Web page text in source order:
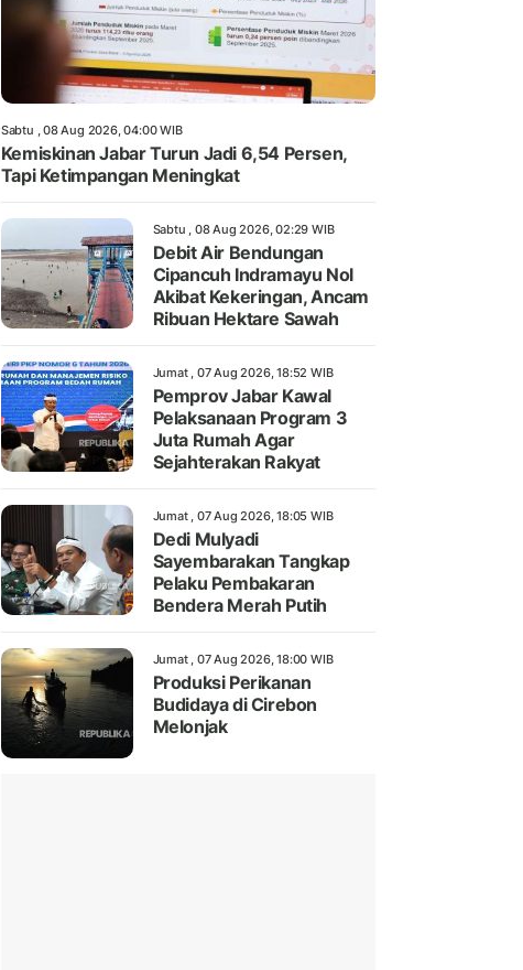
Sabtu , 08 Aug 2026, 04:00 WIB
Kemiskinan Jabar Turun Jadi 6,54 Persen,
Tapi Ketimpangan Meningkat
Sabtu , 08 Aug 2026, 02:29 WIB
Debit Air Bendungan
Cipancuh Indramayu Nol
Akibat Kekeringan, Ancam
Ribuan Hektare Sawah
Jumat , 07 Aug 2026, 18:52 WIB
Pemprov Jabar Kawal
Pelaksanaan Program 3
Juta Rumah Agar
Sejahterakan Rakyat
Jumat , 07 Aug 2026, 18:05 WIB
Dedi Mulyadi
Sayembarakan Tangkap
Pelaku Pembakaran
Bendera Merah Putih
Jumat , 07 Aug 2026, 18:00 WIB
Produksi Perikanan
Budidaya di Cirebon
Melonjak